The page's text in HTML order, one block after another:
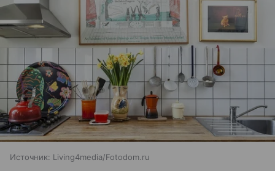
Источник: Living4media/Fotodom.ru